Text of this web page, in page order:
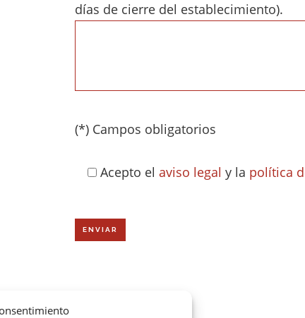
días de cierre del establecimiento).
(*) Campos obligatorios
Acepto el aviso legal y la política